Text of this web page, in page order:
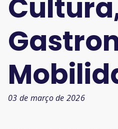
03 de março de 2026